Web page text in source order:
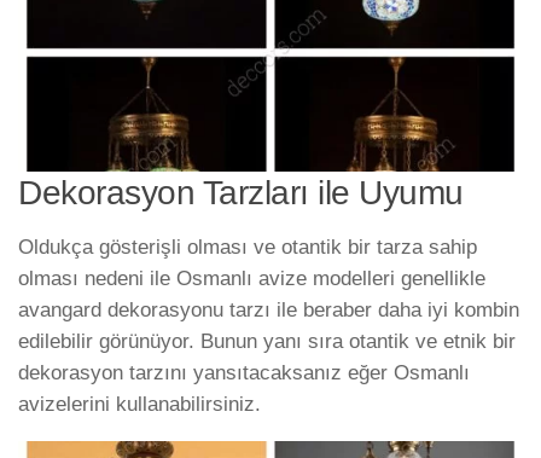
Dekorasyon Tarzları ile Uyumu
Oldukça gösterişli olması ve otantik bir tarza sahip
olması nedeni ile Osmanlı avize modelleri genellikle
avangard dekorasyonu tarzı ile beraber daha iyi kombin
edilebilir görünüyor. Bunun yanı sıra otantik ve etnik bir
dekorasyon tarzını yansıtacaksanız eğer Osmanlı
avizelerini kullanabilirsiniz.